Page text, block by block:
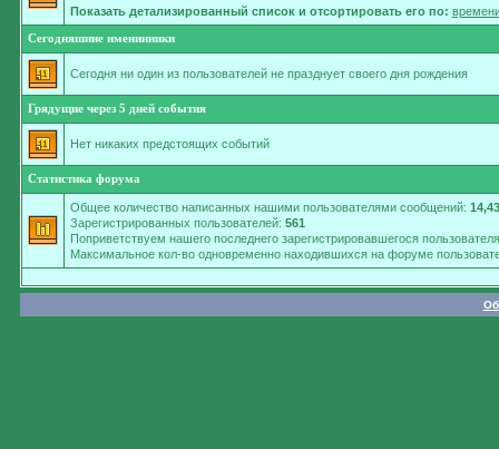
Показать детализированный список и отсортировать его по:
Сегодняшние именинники
Сегодня ни один из пользователей не празднует своего дня рождения
Грядущие через 5 дней события
Нет никаких предстоящих событий
Статистика форума
Общее количество написанных нашими пользователями сообщений:
Зарегистрированных пользователей: 561
Поприветствуем нашего последнего зарегистрировавшегося
Максимальное кол-во одновременно находившихся на форуме